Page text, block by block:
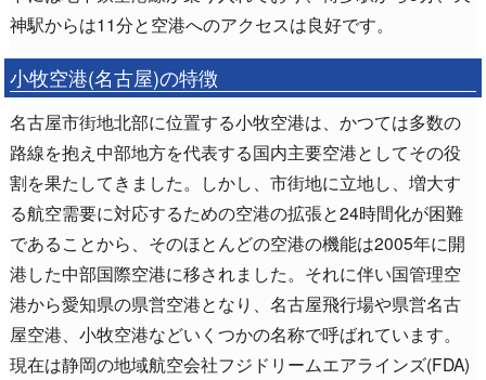
神駅からは11分と空港へのアクセスは良好です。
小牧空港(名古屋)の特徴
名古屋市街地北部に位置する小牧空港は、かつては多数の
路線を抱え中部地方を代表する国内主要空港としてその役
割を果たしてきました。しかし、市街地に立地し、増大す
る航空需要に対応するための空港の拡張と24時間化が困難
であることから、そのほとんどの空港の機能は2005年に開
港した中部国際空港に移されました。それに伴い国管理空
港から愛知県の県営空港となり、名古屋飛行場や県営名古
屋空港、小牧空港などいくつかの名称で呼ばれています。
現在は静岡の地域航空会社フジドリームエアラインズ(FDA)